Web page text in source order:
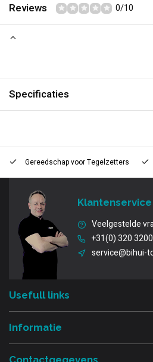
Reviews 0/10
Specificaties
Gereedschap voorTegelzetters
Klantenservice
Veelgestelde
+31(0) 320
service@bihui-
Usefull links
Informatie
Contactgegevens